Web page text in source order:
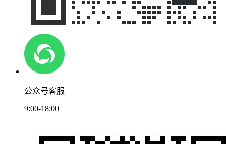
公众号客服
9:00-18:00